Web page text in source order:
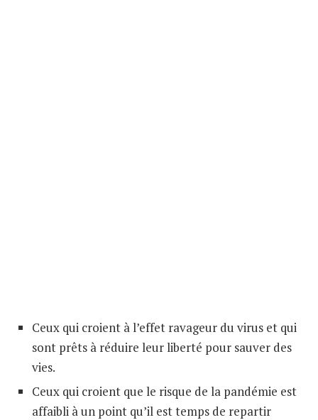
Ceux qui croient à l’effet ravageur du virus et qui
sont prêts à réduire leur liberté pour sauver des
vies.
Ceux qui croient que le risque de la pandémie est
affaibli à un point qu’il est temps de repartir